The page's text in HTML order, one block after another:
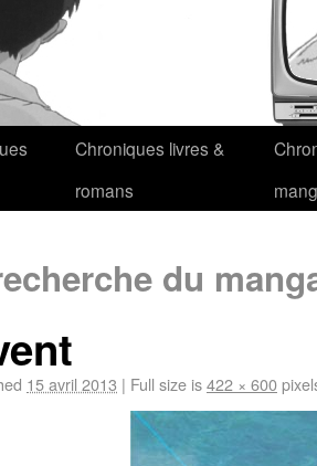
Chroniques livres &
romans
du
15 avril 2013 | Full size is422 × 600